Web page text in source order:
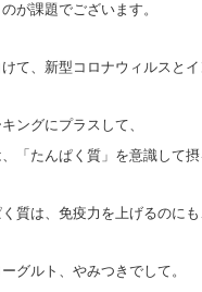
が課題でございます。
て、新型コロナウィルスと
ングにプラスして、
「たんぱく質」を意識して摂
質は、免疫力を上げるのに
グルト、やみつきでして。